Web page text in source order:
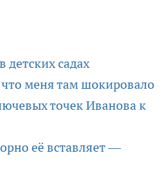
садах
что меня там шокировало
точек Иванова к
её вставляет —